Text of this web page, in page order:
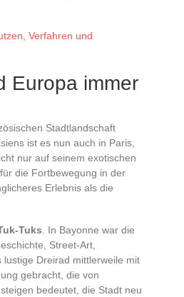
Verfahren und
Europa immer
Stadtlandschaft
ist es nun auch in Paris,
nur auf seinem exotischen
die Fortbewegung in der
Erlebnis als die
Tuks . In Bayonne war die
Street-Art,
Dreirad mittlerweile mit
gebracht, die von
bedeutet, die Stadt neu